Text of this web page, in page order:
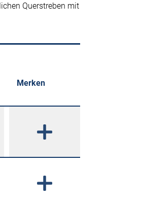
Querstreben mit
Merken